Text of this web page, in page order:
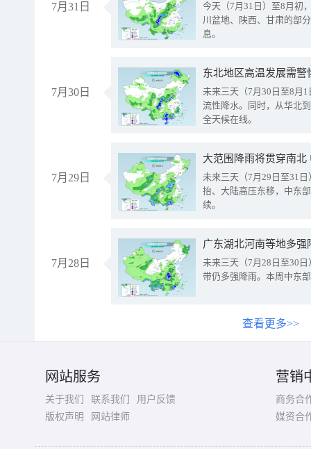
7月31日
今天（7月31日）至8月初
川盆地、陕西、甘肃的部
息。
7月30日
东北地区高温发展需
未来三天（7月30日至8月
流性降水。同时，从华北
全天候在线。
7月29日
大范围降雨将贯穿南
未来三天（7月29日至31
抬、大陆高压东移，中东
续。
7月28日
广东湖北河南等地多
未来三天（7月28日至30
带仍多强降雨。本周中东
查看更多>>
网站服务
关于我们 联系我们
用户反馈
版权声明
网站律师
营销
商务合
媒资合